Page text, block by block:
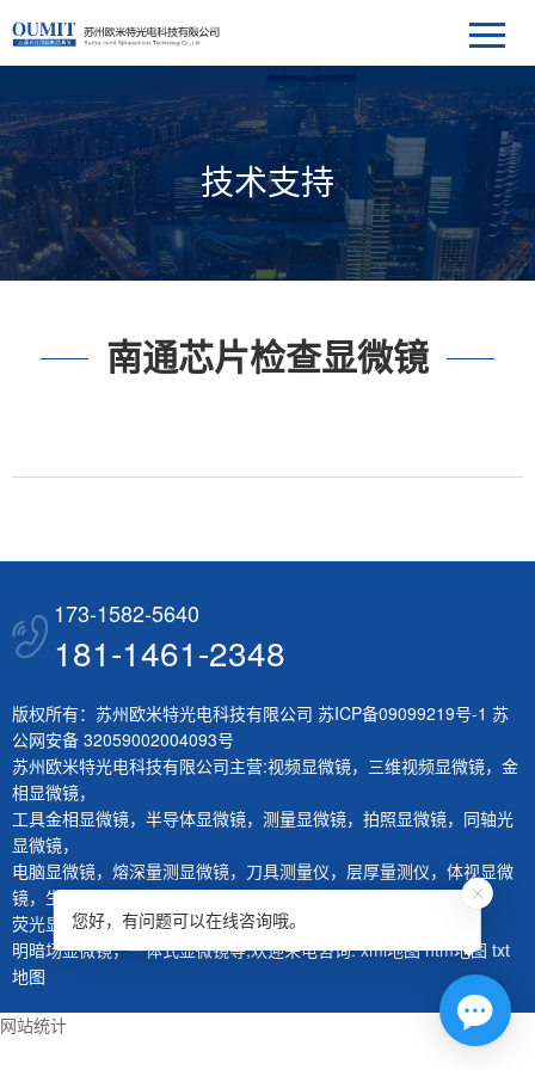
技术支持
南通芯片检查显微镜
173-1582-5640
181-1461-2348
版权所有：苏州欧米特光电科技有限公司 苏ICP备09099219号-1 苏
公网安备 32059002004093号
苏州欧米特光电科技有限公司主营:视频显微镜， 三维视频显微镜， 金
相显微镜，
工具金相显微镜， 半导体显微镜， 测量显微镜， 拍照显微镜， 同轴光
显微镜，
电脑显微镜， 熔深量测显微镜， 刀具测量仪， 层厚量测仪， 体视显微
镜， 生物显微镜，
荧光显微镜， 红外显微镜，微分干涉显微镜
明暗场显微镜，一体式显微镜等,欢迎来电咨询.xml地图 htm地图 txt
地图
网站统计
您好，有问题可以在线咨询哦。